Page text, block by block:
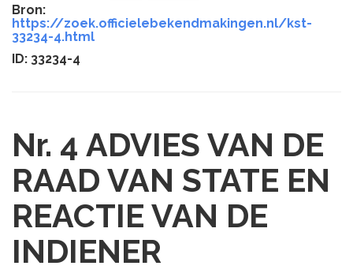
Bron:
https://zoek.officielebekendmakingen.nl/kst-
33234-4.html
ID: 33234-4
Nr. 4 ADVIES VAN DE
RAAD VAN STATE EN
REACTIE VAN DE
INDIENER